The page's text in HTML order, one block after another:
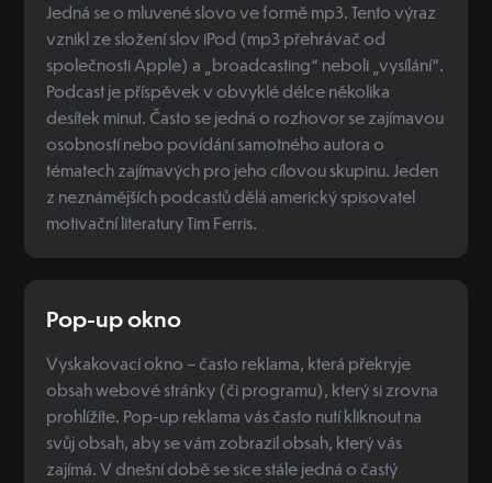
Jedná se o mluvené slovo ve formě mp3. Tento výraz
vznikl ze složení slov iPod (mp3 přehrávač od
společnosti Apple) a „broadcasting“ neboli „vysílání“.
Podcast je příspěvek v obvyklé délce několika
desítek minut. Často se jedná o rozhovor se zajímavou
osobností nebo povídání samotného autora o
tématech zajímavých pro jeho cílovou skupinu. Jeden
z neznámějších podcastů dělá americký spisovatel
motivační literatury Tim Ferris.
Pop-up okno
Vyskakovací okno – často reklama, která překryje
obsah webové stránky (či programu), který si zrovna
prohlížíte. Pop-up reklama vás často nutí kliknout na
svůj obsah, aby se vám zobrazil obsah, který vás
zajímá. V dnešní době se sice stále jedná o častý